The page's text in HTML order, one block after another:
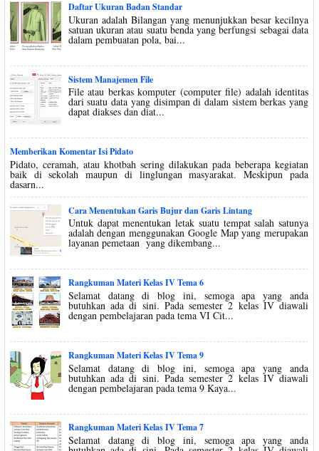
Daftar Ukuran Badan Standar
Ukuran adalah Bilangan yang menunjukkan besar kecilnya
satuan ukuran atau suatu benda yang berfungsi sebagai data
dalam pembuatan pola, bai...
Sistem Manajemen File
File atau berkas komputer (computer file) adalah identitas
dari suatu data yang disimpan di dalam sistem berkas yang
dapat diakses dan diat...
Memberikan Komentar Isi Pidato
Pidato, ceramah, atau khotbah sering dilakukan pada beberapa kegiatan
baik di sekolah maupun di linglungan masyarakat. Meskipun pada
dasarn...
Cara Menentukan Garis Bujur dan Garis Lintang
Untuk dapat menentukan letak suatu tempat salah satunya
adalah dengan menggunakan Google Map yang merupakan
layanan pemetaan yang dikembang...
Rangkuman Materi Kelas IV Tema 6
Selamat datang di blog ini, semoga apa yang anda
butuhkan ada di sini. Pada semester 2 kelas IV diawali
dengan pembelajaran pada tema VI Cit...
Rangkuman Materi Kelas IV Tema 9
Selamat datang di blog ini, semoga apa yang anda
butuhkan ada di sini. Pada semester 2 kelas IV diawali
dengan pembelajaran pada tema 9 Kaya...
Rangkuman Materi Kelas IV Tema 7
Selamat datang di blog ini, semoga apa yang anda